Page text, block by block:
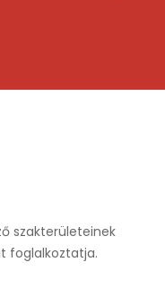
szakterületeinek
foglalkoztatja.